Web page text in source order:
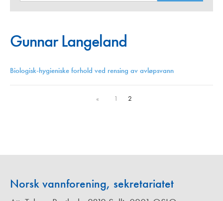
Gunnar Langeland
Biologisk-hygieniske forhold ved rensing av avløpsvann
« 1 2
Norsk vannforening, sekretariatet